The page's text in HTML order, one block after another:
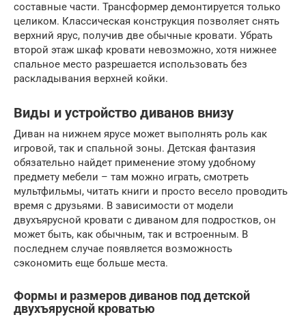
составные части. Трансформер демонтируется только
целиком. Классическая конструкция позволяет снять
верхний ярус, получив две обычные кровати. Убрать
второй этаж шкаф кровати невозможно, хотя нижнее
спальное место разрешается использовать без
раскладывания верхней койки.
Виды и устройство диванов внизу
Диван на нижнем ярусе может выполнять роль как
игровой, так и спальной зоны. Детская фантазия
обязательно найдет применение этому удобному
предмету мебели – там можно играть, смотреть
мультфильмы, читать книги и просто весело проводить
время с друзьями. В зависимости от модели
двухъярусной кровати с диваном для подростков, он
может быть, как обычным, так и встроенным. В
последнем случае появляется возможность
сэкономить еще больше места.
Формы и размеров диванов под детской
двухъярусной кроватью